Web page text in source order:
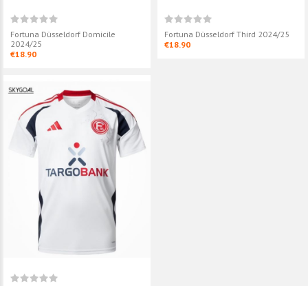
Fortuna Düsseldorf Domicile
2024/25
€18.90
Fortuna Düsseldorf Third 2024/25
€18.90